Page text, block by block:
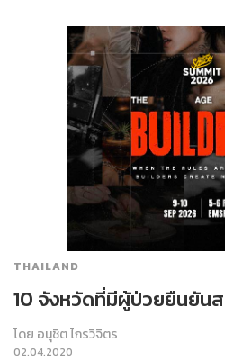
THAILAND
10 จังหวัดที่มีผู้ป่วยยืนยัน
โดย อนุชิต ไกรวิจิตร
02.04.2020